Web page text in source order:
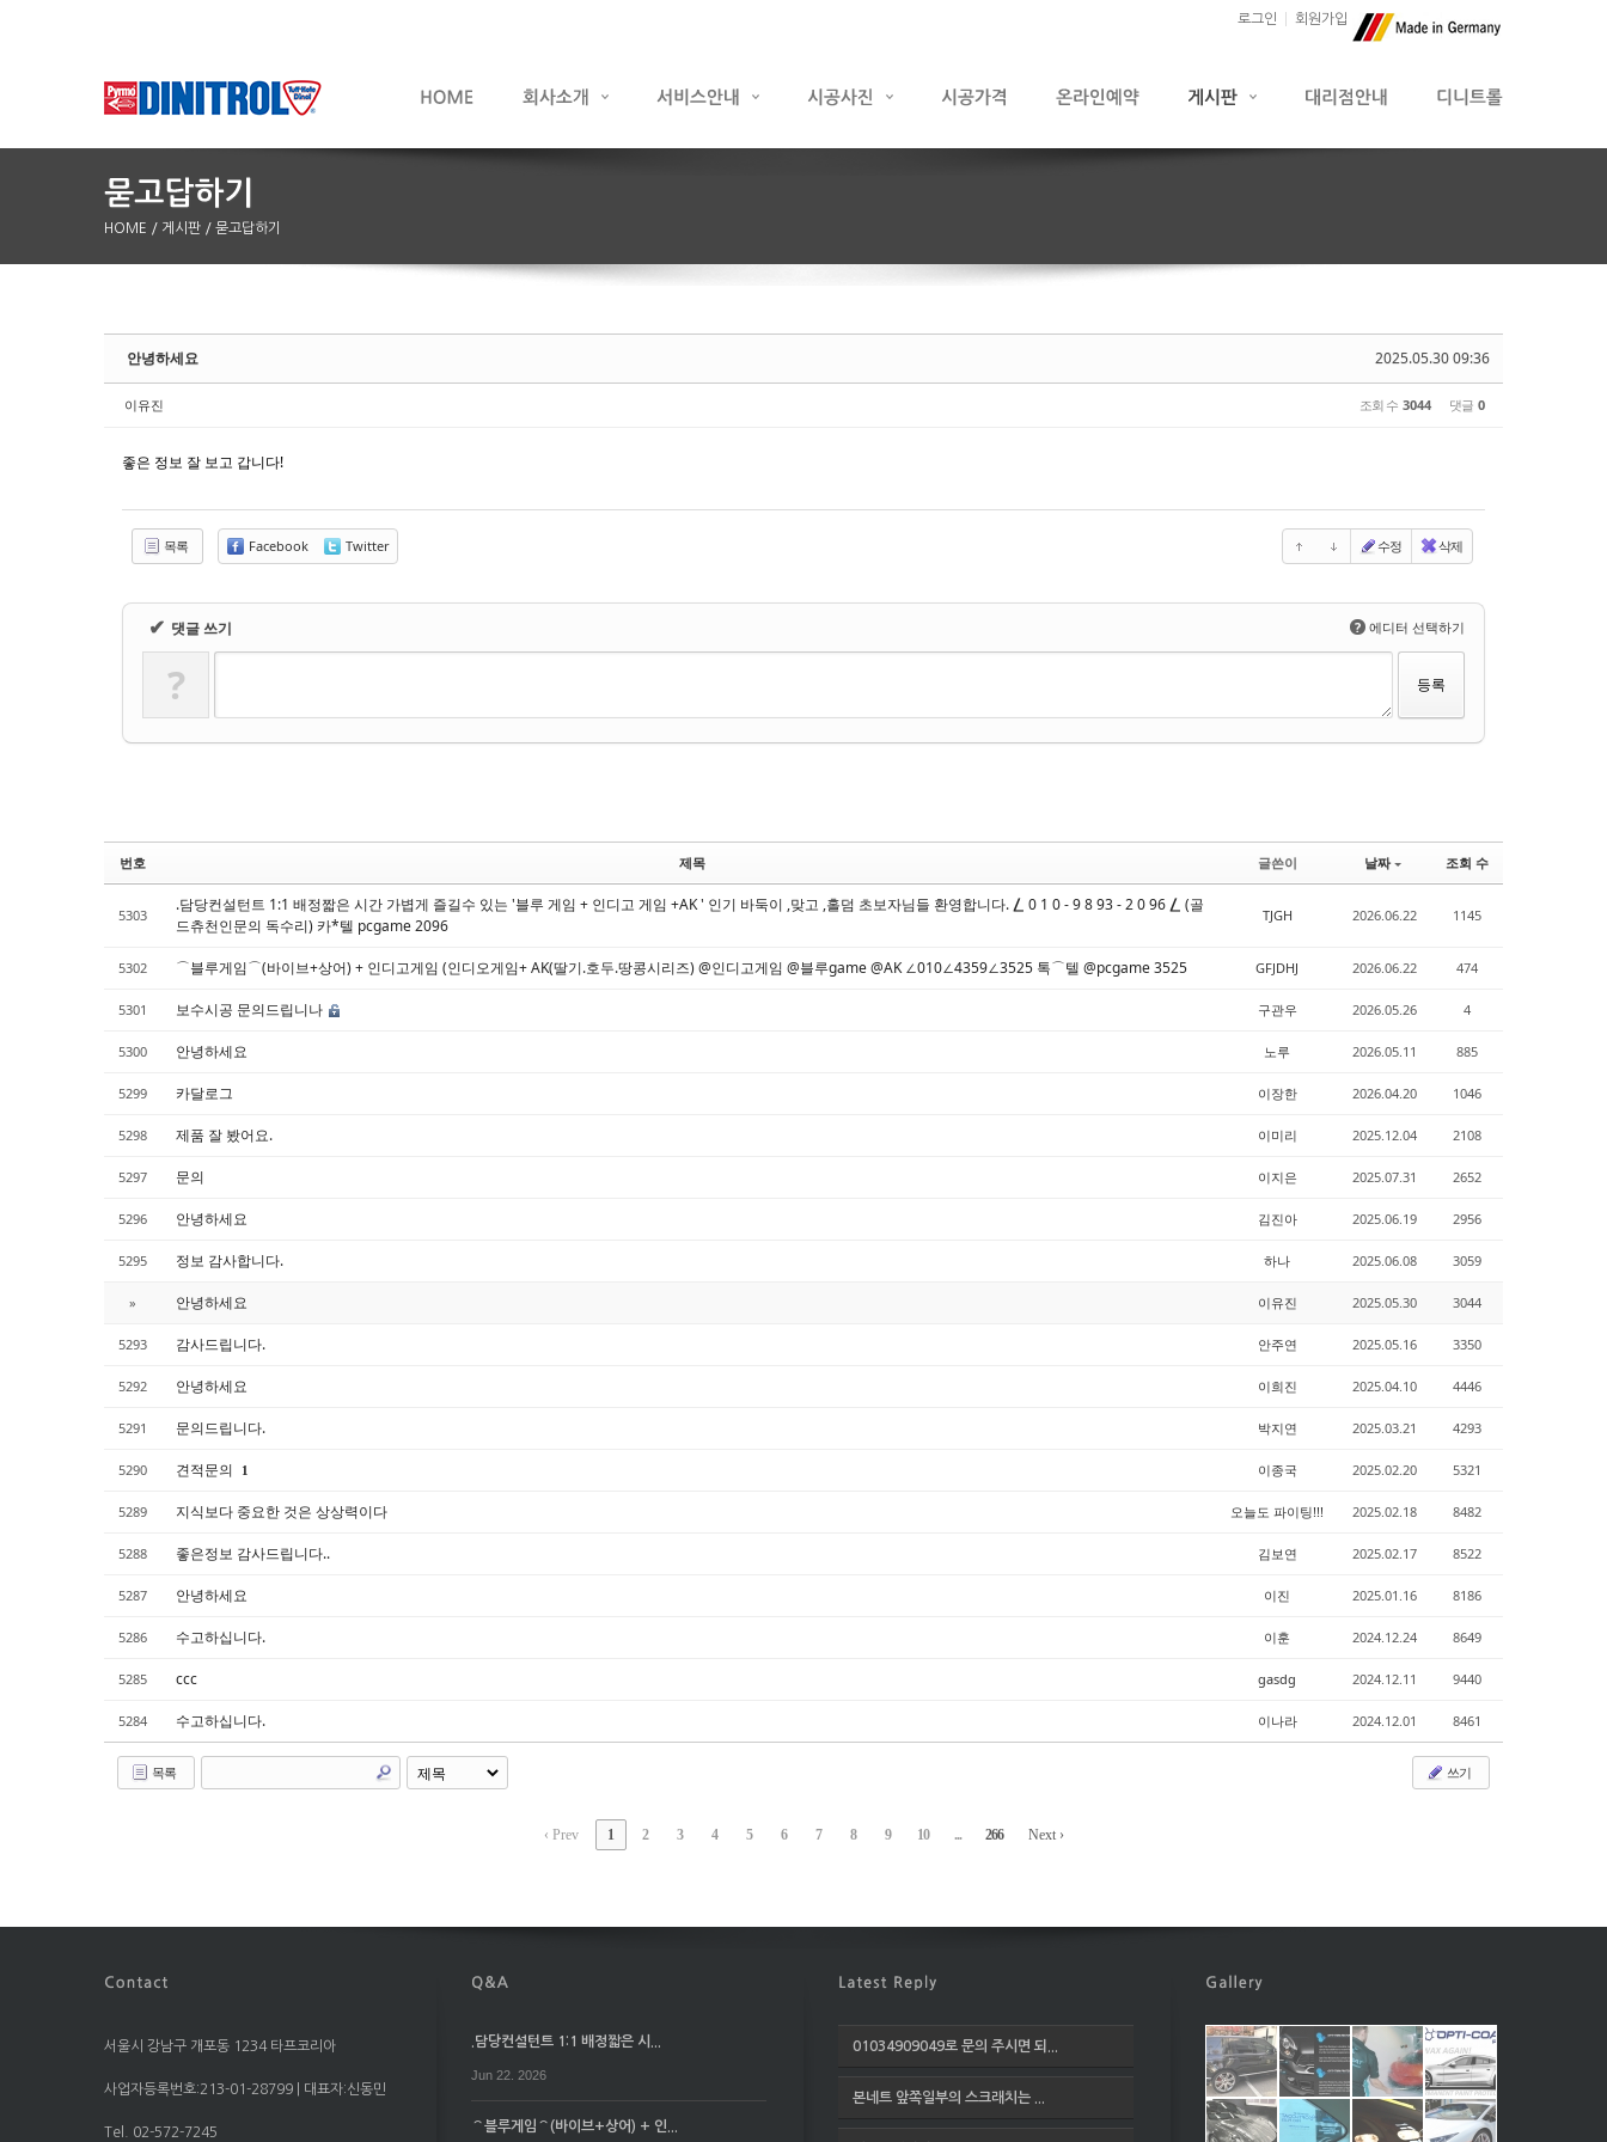
로그인 회원가입
HOME / 게시판 / 묻고답하기
2025.05.30 09:36
안녕하세요
이유진 조회 수 3044 댓글 0
좋은 정보 잘 보고 갑니다!
목록 Facebook Twitter 수정 삭제
✔ 댓글 쓰기 ? 에디터 선택하기
?
번호 제목 글쓴이 날짜 조회 수
5303
.담당컨설턴트 1:1 배정짧은 시간 가볍게 즐길수 있는 '블루 게임 + 인디고 게임 +AK ' 인기 바둑이 ,맞고 ,홀덤 초보자님들 환영합니다. ⎳ 0 1 0 - 9 8 93 - 2 0 96 ⎳ (골
드츄천인문의 독수리) 카*텔 pcgame 2096
TJGH 2026.06.22 1145
5302 ⌒블루게임⌒(바이브+상어) + 인디고게임 (인디오게임+ AK(딸기.호두.땅콩시리즈) @인디고게임 @블루game @AK ∠010∠4359∠3525 톡⌒텔 @pcgame 3525 GFJDHJ 2026.06.22 474
5301 보수시공 문의드립니나 구관우 2026.05.26 4
5300 안녕하세요 노루 2026.05.11 885
5299 카달로그 이장한 2026.04.20 1046
5298 제품 잘 봤어요. 이미리 2025.12.04 2108
5297 문의 이지은 2025.07.31 2652
5296 안녕하세요 김진아 2025.06.19 2956
5295 정보 감사합니다. 하나 2025.06.08 3059
» 안녕하세요 이유진 2025.05.30 3044
5293 감사드립니다. 안주연 2025.05.16 3350
5292 안녕하세요 이희진 2025.04.10 4446
5291 문의드립니다. 박지연 2025.03.21 4293
5290 견적문의 1 이종국 2025.02.20 5321
5289 지식보다 중요한 것은 상상력이다 오늘도 파이팅!!! 2025.02.18 8482
5288 좋은정보 감사드립니다.. 김보연 2025.02.17 8522
5287 안녕하세요 이진 2025.01.16 8186
5286 수고하십니다. 이훈 2024.12.24 8649
5285 ccc gasdg 2024.12.11 9440
5284 수고하십니다. 이나라 2024.12.01 8461
목록 쓰기
‹ Prev 1 2 3 4 5 6 7 8 9 10 ... 266 Next ›
Sketchbook5, 스케치북5
Sketchbook5, 스케치북5
Sketchbook5, 스케치북5
Sketchbook5, 스케치북5
서울시 강남구 개포동 1234 타프코리아
사업자등록번호:213-01-28799 | 대표자:신동민
Tel. 02-572-7245
.담당컨설턴트 1:1 배정짧은 시...
Jun 22. 2026
⌒블루게임⌒(바이브+상어) + 인...
01034909049로 문의 주시면 되...
본네트 앞쪽일부의 스크래치는 ...